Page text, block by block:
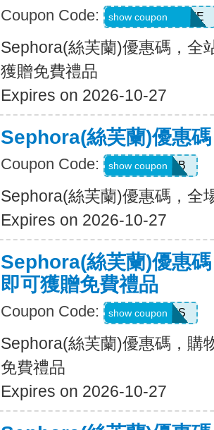
Coupon Code: FIRSTCAREEYE
show coupon
Sephora(絲芙蘭)優惠碼，全
獲贈免費禮品
Expires on 2026-10-27
Sephora(絲芙蘭)優惠
Coupon Code: SPICEBOMB
show coupon
Sephora(絲芙蘭)優惠碼，全
Expires on 2026-10-27
Sephora(絲芙蘭)優惠
即可獲贈免費禮品
Coupon Code: LUXELOOKS
show coupon
Sephora(絲芙蘭)優惠碼，購
免費禮品
Expires on 2026-10-27